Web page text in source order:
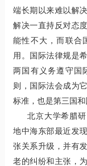
端长期以来难以解
解决一直持反对态
能性不大，而联合
用。国际法律规是
两国有义务遵守国
则，国际法会成为
标准，也是第三国和
北京大学希腊
地中海东部最近发
张关系升级，并有
老的纠纷和主张，